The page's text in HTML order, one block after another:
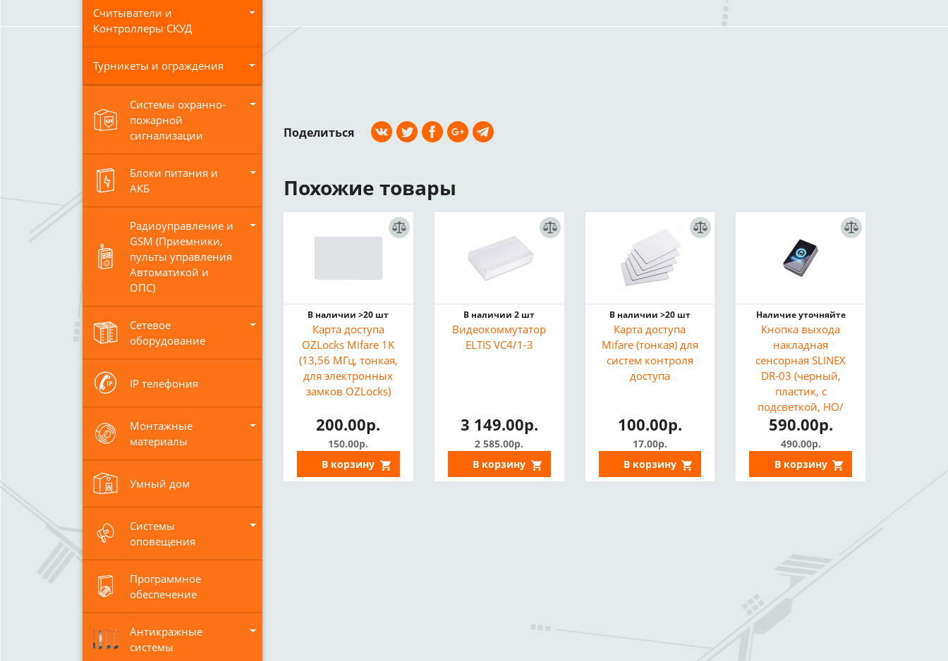
Считыватели и
Контроллеры СКУД
Турникеты и ограждения
Системы охранно-
пожарной
сигнализации
Блоки питания и
АКБ
Радиоуправление и
GSM (Приемники,
пульты управления
Автоматикой и
ОПС)
Сетевое
оборудование
IP телефония
Монтажные
материалы
Умный дом
Системы
оповещения
Программное
обеспечение
Антикражные
системы
Поделиться
Похожие товары
В наличии >20 шт
Карта доступа
OZLocks Mifare 1K
(13,56 МГц, тонкая,
для электронных
замков OZLocks)
200.00р.
150.00р.
В корзину
В наличии 2 шт
Видеокоммутатор
ELTIS VC4/1-3
3 149.00р.
2 585.00р.
В корзину
В наличии >20 шт
Карта доступа
Mifare (тонкая) для
систем контроля
доступа
100.00р.
17.00р.
В корзину
Наличие уточняйте
Кнопка выхода
накладная
сенсорная SLINEX
DR-03 (черный,
пластик, с
подсветкой, НО/
НЗ)
590.00р.
490.00р.
В корзину